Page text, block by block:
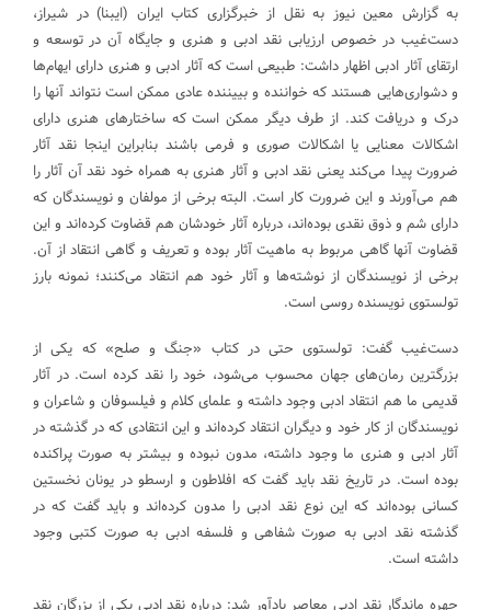
به گزارش معین نیوز به نقل از خبرگزاری کتاب ایران (ایبنا) در شیراز،
دست‌غیب در خصوص ارزیابی نقد ادبی و هنری و جایگاه آن در توسعه و
ارتقای آثار ادبی اظهار داشت: طبیعی است که آثار ادبی و هنری دارای ایهام‌ها
و دشواری‌هایی هستند که خواننده و بییننده عادی ممکن است نتواند آنها را
درک و دریافت کند. از طرف دیگر ممکن است که ساختارهای هنری دارای
اشکالات معنایی یا اشکالات صوری و فرمی باشند بنابراین اینجا نقد آثار
ضرورت پیدا می‌کند یعنی نقد ادبی و آثار هنری به همراه خود نقد آن آثار را
هم می‌آورند و این ضرورت کار است. البته برخی از مولفان و نویسندگان که
دارای شم و ذوق نقدی بوده‌اند، درباره آثار خودشان هم قضاوت کرده‌اند و این
قضاوت آنها گاهی مربوط به ماهیت آثار بوده و تعریف و گاهی انتقاد از آن.
برخی از نویسندگان از نوشته‌ها و آثار خود هم انتقاد می‌کنند؛ نمونه بارز
تولستوی نویسنده روسی است.
دست‌غیب گفت: تولستوی حتی در کتاب «جنگ و صلح» که یکی از
بزرگترین رمان‌های جهان محسوب می‌شود، خود را نقد کرده است. در آثار
قدیمی ما هم انتقاد ادبی وجود داشته و علمای کلام و فیلسوفان و شاعران و
نویسندگان از کار خود و دیگران انتقاد کرده‌اند و این انتقادی که در گذشته در
آثار ادبی و هنری ما وجود داشته، مدون نبوده و بیشتر به صورت پراکنده
بوده است. در تاریخ نقد باید گفت که افلاطون و ارسطو در یونان نخستین
کسانی بوده‌اند که این نوع نقد ادبی را مدون کرده‌اند و باید گفت که در
گذشته نقد ادبی به صورت شفاهی و فلسفه ادبی به صورت کتبی وجود
داشته است.